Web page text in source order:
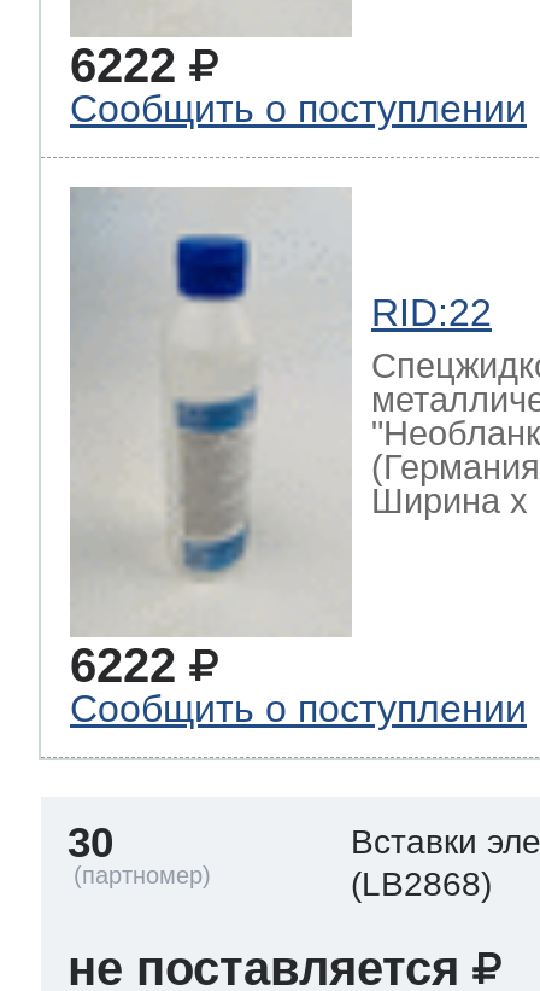
6222
Сообщить о поступлении
RID:22
Ширина х
6222
Сообщить о поступлении
30
Вставки
(LB2868)
не поставляется